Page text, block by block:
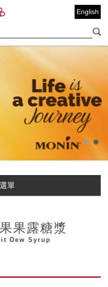
English
單
果露糖漿
Dew Syrup